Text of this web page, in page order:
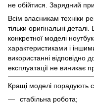
не обійтися. Зарядний
Всім власникам техніки
тільки оригінальні
конкретної моделі
характеристиками і
використанні відповідно
експлуатації не виникає
Кращі моделі порадують
стабільна робота;